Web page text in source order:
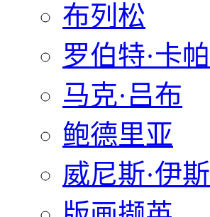
布列松
罗伯特·卡帕
马克·吕布
鲍德里亚
威尼斯·伊